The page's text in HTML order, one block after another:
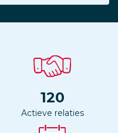
120
Actieve relaties